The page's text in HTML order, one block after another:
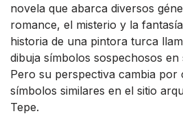
novela que abarca diversos
romance, el misterio y la
historia de una pintora turca
dibuja símbolos sospechosos en
Pero su perspectiva cambia
símbolos similares en el sitio
Tepe.